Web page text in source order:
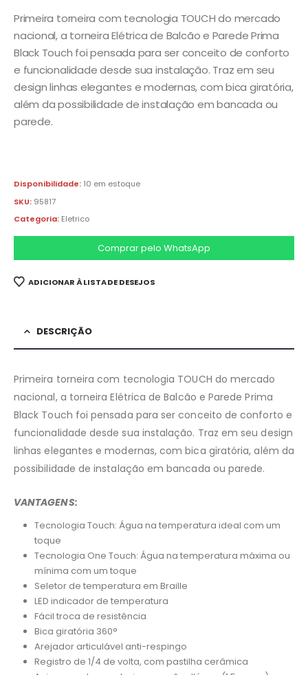
Primeira torneira com tecnologia TOUCH do mercado
nacional, a torneira Elétrica de Balcão e Parede Prima
Black Touch foi pensada para ser conceito de conforto
e funcionalidade desde sua instalação. Traz em seu
design linhas elegantes e modernas, com bica giratória,
além da possibilidade de instalação em bancada ou
parede.
Disponibilidade: 10 em estoque
SKU: 95817
Categoria: Eletrico
Comprar pelo WhatsApp
ADICIONAR À LISTA DE DESEJOS
DESCRIÇÃO
Primeira torneira com tecnologia TOUCH do mercado
nacional, a torneira Elétrica de Balcão e Parede Prima
Black Touch foi pensada para ser conceito de conforto e
funcionalidade desde sua instalação. Traz em seu design
linhas elegantes e modernas, com bica giratória, além da
possibilidade de instalação em bancada ou parede.
VANTAGENS:
Tecnologia Touch: Água na temperatura ideal com um
toque
Tecnologia One Touch: Água na temperatura máxima ou
mínima com um toque
Seletor de temperatura em Braille
LED indicador de temperatura
Fácil troca de resistência
Bica giratória 360°
Arejador articulável anti-respingo
Registro de 1/4 de volta, com pastilha cerâmica